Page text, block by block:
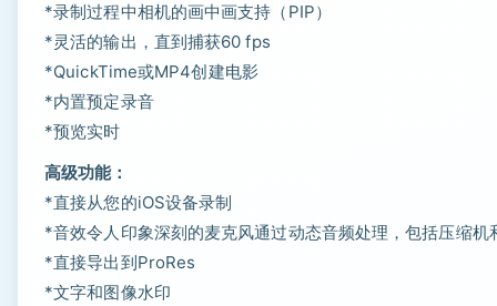
*录制过程中相机的画中画支持（PIP）
*灵活的输出，直到捕获60 fps
*QuickTime或MP4创建电影
*内置预定录音
*预览实时
高级功能：
*直接从您的iOS设备录制
*音效令人印象深刻的麦克风通过动态音频处理，包括压缩机
*直接导出到ProRes
*文字和图像水印